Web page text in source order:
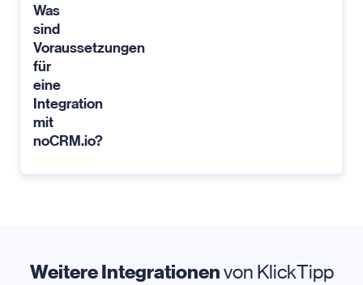
Was
sind
Voraussetzungen
für
eine
Integration
mit
noCRM.io?
Weitere Integrationenvon KlickTipp